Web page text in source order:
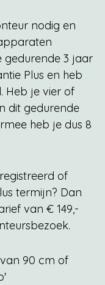
nodig en
gedurende 3 jaar
Plus en heb
Heb je vier of
dit gedurende
heb je dus 8
of
termijn? Dan
van € 149,-
90 cm of